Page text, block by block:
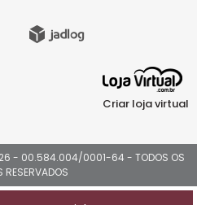
Criar loja virtual
- 00.584.004/0001-64 - TODOS OS
RESERVADOS